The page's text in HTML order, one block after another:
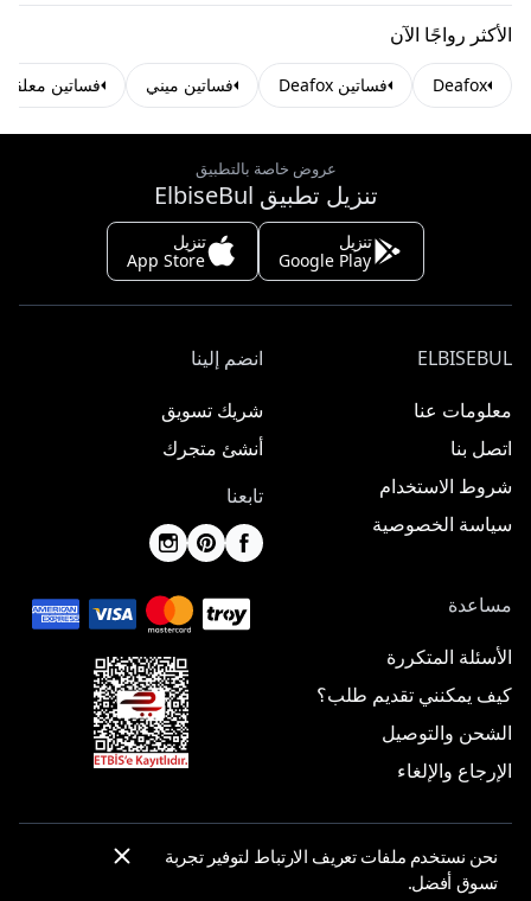
الأكثر رواجًا الآن
Deafox فساتين Deafox فساتين ميني فساتين معلقة
عروض خاصة بالتطبيق
تنزيل تطبيق ElbiseBul
تنزيل
Google Play
تنزيل
App Store
ELBISEBUL
معلومات عنا
اتصل بنا
شروط الاستخدام
سياسة الخصوصية
انضم إلينا
شريك تسويق
أنشئ متجرك
تابعنا
مساعدة
الأسئلة المتكررة
كيف يمكنني تقديم طلب؟
الشحن والتوصيل
الإرجاع والإلغاء
نحن نستخدم ملفات تعريف الارتباط لتوفير تجربة
تسوق أفضل.